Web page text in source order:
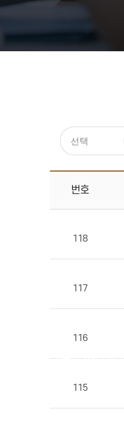
치과소개
번호
118
117
116
115